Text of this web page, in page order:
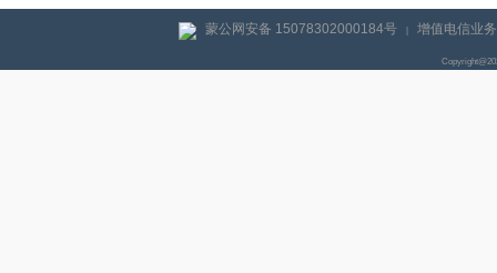
蒙公网安备 15078302000184号 | 增值电信业